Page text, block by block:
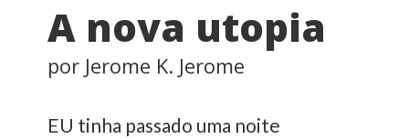
A nova utopia
por Jerome K. Jerome
EU tinha passado uma noite